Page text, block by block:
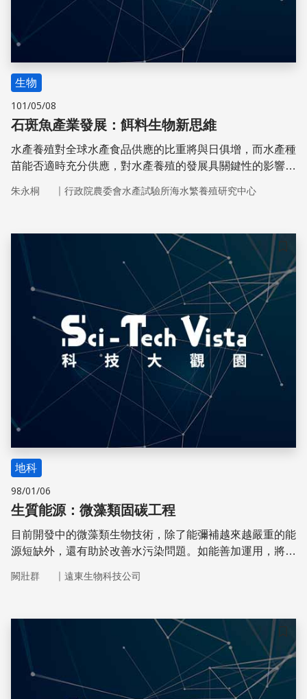
生物
101/05/08
石斑魚產業發展：餌料生物新思維
水產養殖對全球水產食品供應的比重將與日俱增，而水產種
苗能否適時充分供應，對水產養殖的發展具關鍵性的影響。
大量培養優質餌料生物的技術是建立優質種苗大量生產系統
朱永桐 ｜ 行政院農委會水產試驗所海水繁養殖研究中心
儲存
地科
98/01/06
生質能源：微藻類固碳工程
目前開發中的微藻類生物技術，除了能彌補越來越嚴重的能
源短缺外，還有助於改善水污染問題。如能善加運用，將使
闕壯群 ｜ 遠東生物科技公司
儲存